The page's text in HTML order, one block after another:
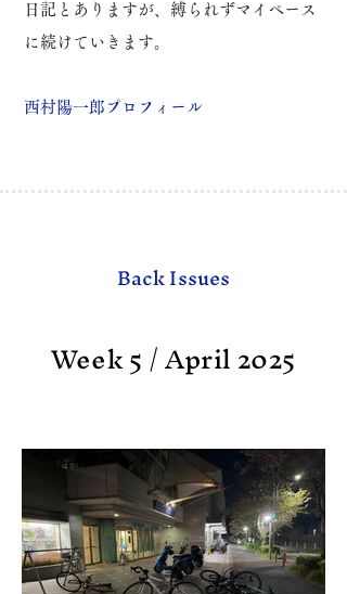
日記とありますが、縛られずマイペース
に続けていきます。
​西村陽一郎プロフィール
Back Issues
Week 5 / April 2025